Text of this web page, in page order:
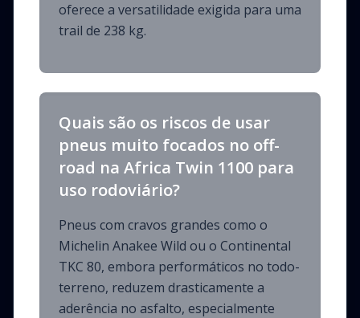
oferece a versatilidade exigida para uma
trail de 238 kg.
Quais são os riscos de usar
pneus muito focados no off-
road na Africa Twin 1100 para
uso rodoviário?
Pneus com cravos grandes como o
Michelin Anakee Wild ou o Continental
TKC 80, embora performáticos no todo-
terreno, reduzem drasticamente a
aderência no asfalto, especialmente